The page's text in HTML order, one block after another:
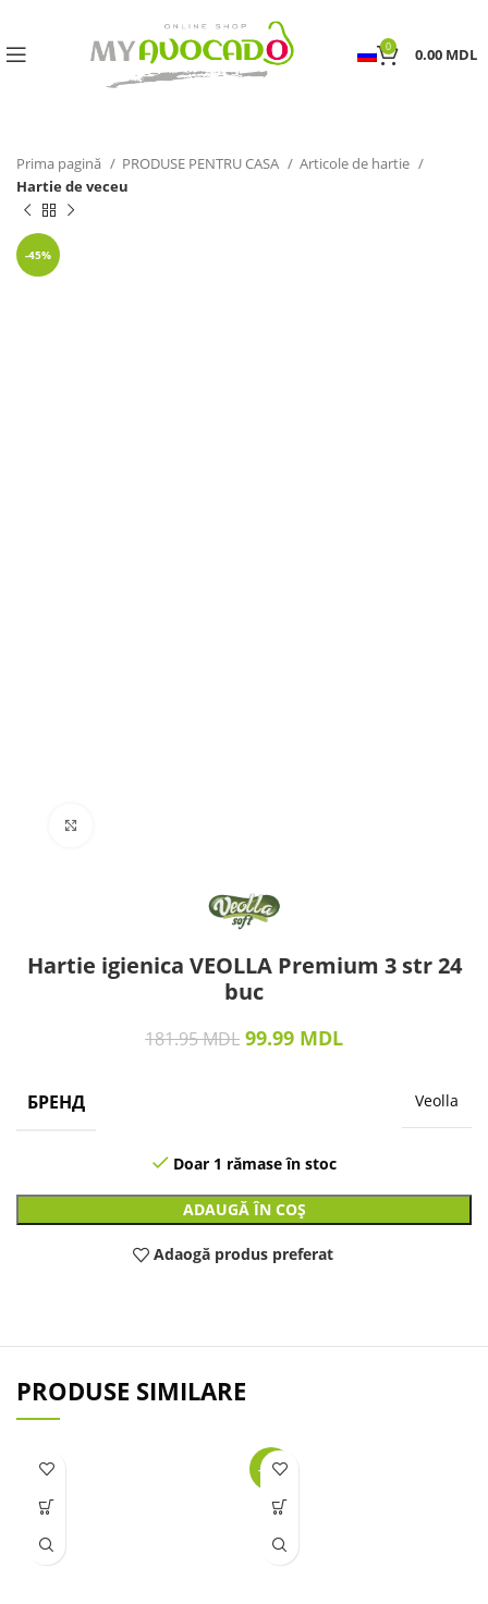
0 0.00 MDL
Prima pagină PRODUSE PENTRU CASA
Articole de hartie
Hartie de veceu
-45%
Hartie igienica VEOLLA Premium 3 str 24
buc
181.95MDL 99.99 MDL
БРЕНД Veolla
Doar 1 rămase în stoc
ADAUGĂ ÎN COȘ
Adaogă produs preferat
PRODUSE SIMILARE
-17%